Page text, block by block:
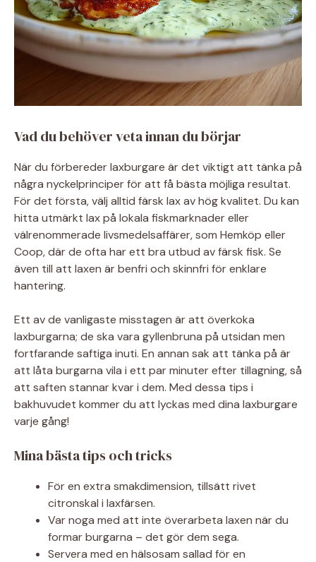
Vad du behöver veta innan du börjar
När du förbereder laxburgare är det viktigt att tänka på
några nyckelprinciper för att få bästa möjliga resultat.
För det första, välj alltid färsk lax av hög kvalitet. Du kan
hitta utmärkt lax på lokala fiskmarknader eller
välrenommerade livsmedelsaffärer, som Hemköp eller
Coop, där de ofta har ett bra utbud av färsk fisk. Se
även till att laxen är benfri och skinnfri för enklare
hantering.
Ett av de vanligaste misstagen är att överkoka
laxburgarna; de ska vara gyllenbruna på utsidan men
fortfarande saftiga inuti. En annan sak att tänka på är
att låta burgarna vila i ett par minuter efter tillagning, så
att saften stannar kvar i dem. Med dessa tips i
bakhuvudet kommer du att lyckas med dina laxburgare
varje gång!
Mina bästa tips och tricks
För en extra smakdimension, tillsätt rivet
citronskal i laxfärsen.
Var noga med att inte överarbeta laxen när du
formar burgarna – det gör dem sega.
Servera med en hälsosam sallad för en